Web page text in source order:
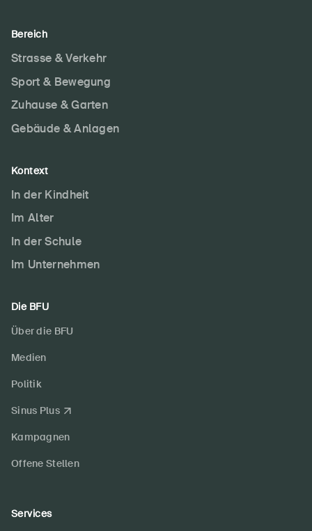
Bereich
Strasse & Verkehr
Sport & Bewegung
Zuhause & Garten
Gebäude & Anlagen
Kontext
In der Kindheit
Im Alter
In der Schule
Im Unternehmen
Die BFU
Über die BFU
Medien
Politik
Sinus Plus
Kampagnen
Offene Stellen
Services